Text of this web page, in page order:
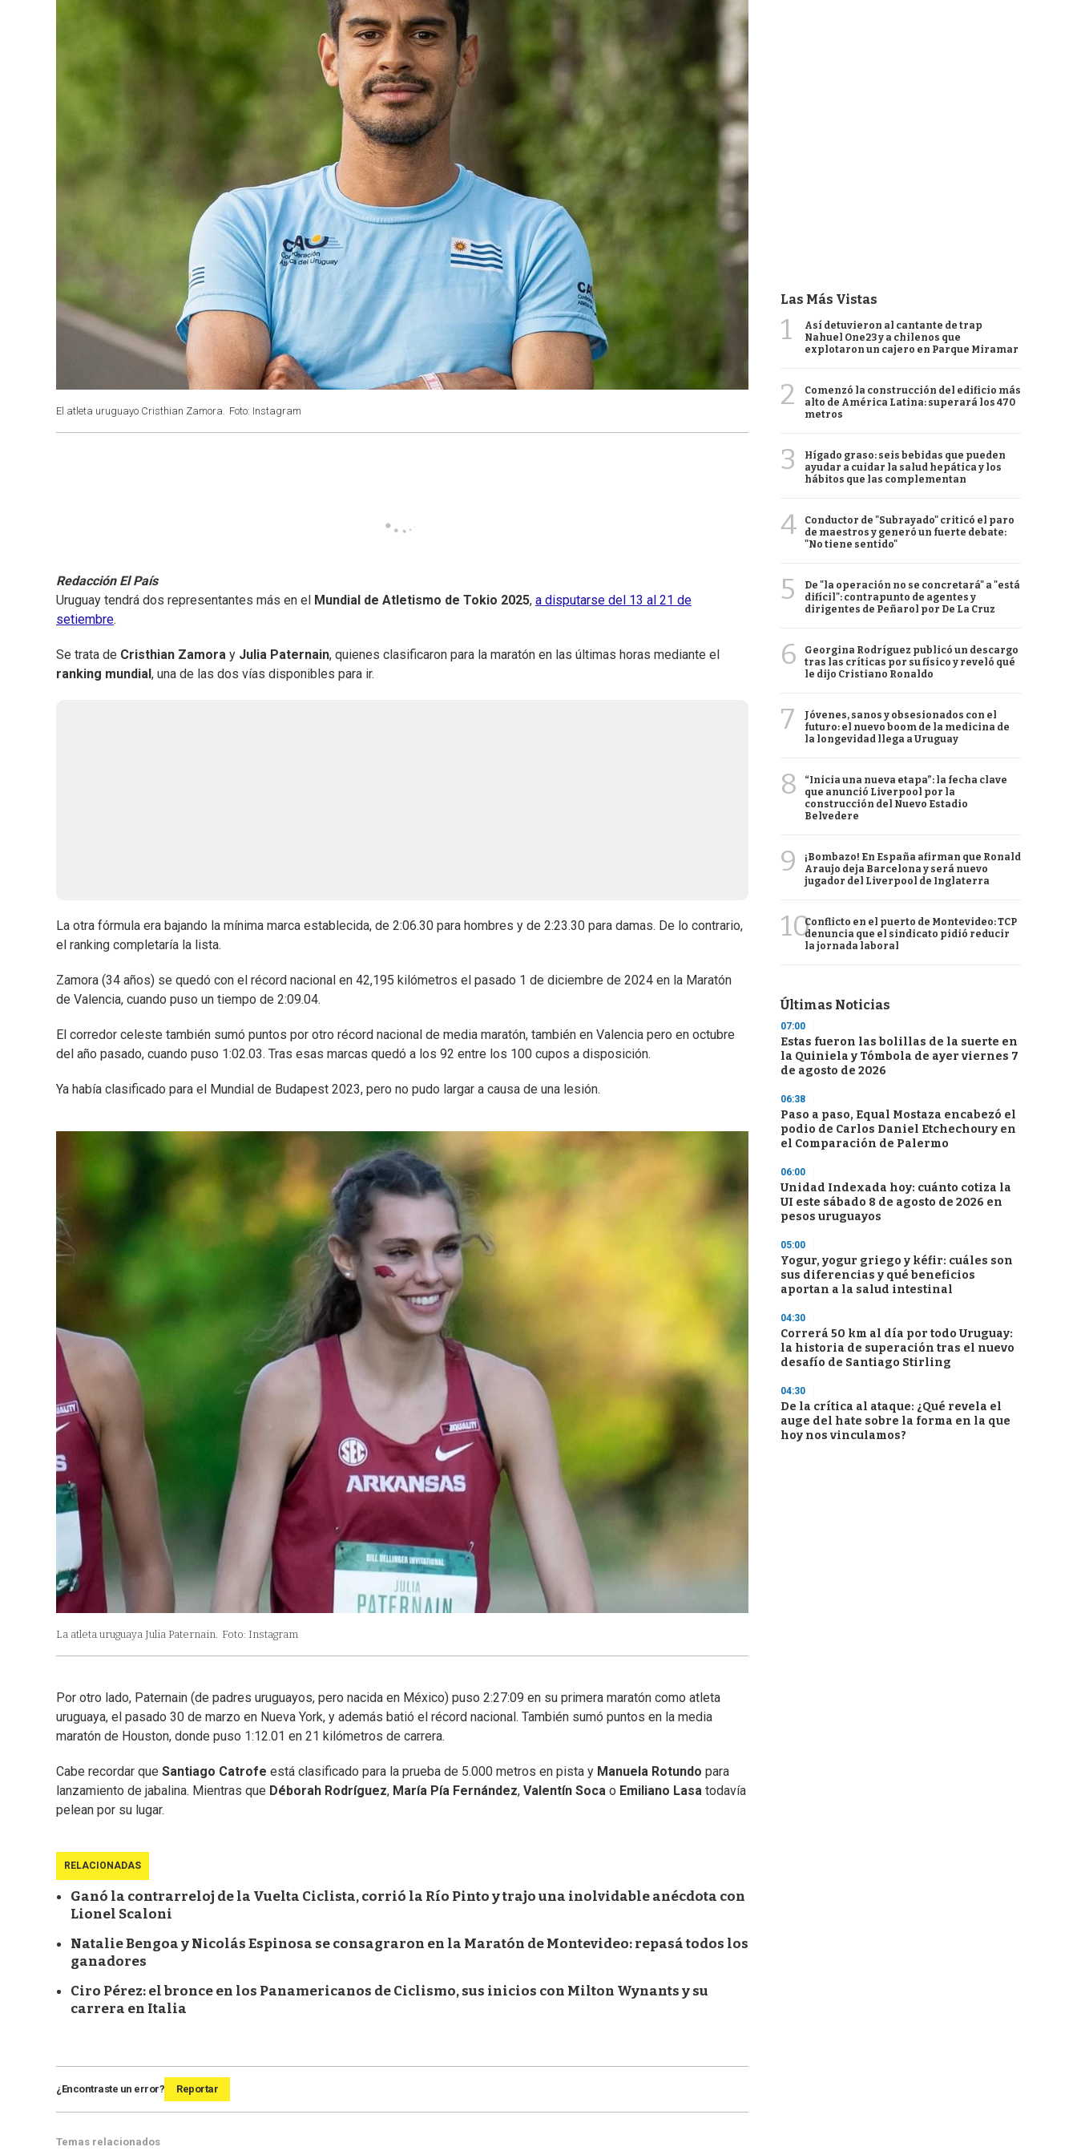
El atleta uruguayo Cristhian Zamora. Foto: Instagram
Redacción El País
Uruguay tendrá dos representantes más en el
Mundial de Atletismo de Tokio 2025, a disputarse del 13 al 21 de
setiembre.
Se trata de Cristhian Zamora y Julia Paternain, quienes clasificaron para la maratón en las últimas horas mediante el
ranking mundial , una de las dos vías disponibles para ir.
La otra fórmula era bajando la mínima marca establecida, de 2:06.30 para hombres y de 2:23.30 para damas. De lo contrario,
el ranking completaría la lista.
Zamora (34 años) se quedó con el récord nacional en 42,195 kilómetros el pasado 1 de diciembre de 2024 en la Maratón
de Valencia, cuando puso un tiempo de 2:09.04.
El corredor celeste también sumó puntos por otro récord nacional de media maratón, también en Valencia pero en octubre
del año pasado, cuando puso 1:02.03. Tras esas marcas quedó a los 92 entre los 100 cupos a disposición.
Ya había clasificado para el Mundial de Budapest 2023, pero no pudo largar a causa de una lesión.
La atleta uruguaya Julia Paternain. Foto: Instagram
Por otro lado, Paternain (de padres uruguayos, pero nacida en México) puso 2:27:09 en su primera maratón como atleta
uruguaya, el pasado 30 de marzo en Nueva York, y además batió el récord nacional. También sumó puntos en la media
maratón de Houston, donde puso 1:12.01 en 21 kilómetros de carrera.
Cabe recordar que Santiago Catrofe está clasificado para la prueba de 5.000 metros en pista y Manuela Rotundo para
lanzamiento de jabalina. Mientras que Déborah Rodríguez, María Pía Fernández, Valentín Soca o Emiliano Lasa todavía
pelean por su lugar.
RELACIONADAS
Ganó la contrarreloj de la Vuelta Ciclista, corrió la Río Pinto y trajo una inolvidable anécdota con
Lionel Scaloni
Natalie Bengoa y Nicolás Espinosa se consagraron en la Maratón de Montevideo: repasá todos los
ganadores
Ciro Pérez: el bronce en los Panamericanos de Ciclismo, sus inicios con Milton Wynants y su
carrera en Italia
¿Encontraste un error? Reportar
Temas relacionados
Las Más Vistas
1
Así detuvieron al cantante de trap
Nahuel One23 y a chilenos que
explotaron un cajero en Parque Miramar
2
Comenzó la construcción del edificio más
alto de América Latina: superará los 470
metros
3
Hígado graso: seis bebidas que pueden
ayudar a cuidar la salud hepática y los
hábitos que las complementan
4
Conductor de "Subrayado" criticó el paro
de maestros y generó un fuerte debate:
"No tiene sentido"
5
De "la operación no se concretará" a "está
difícil": contrapunto de agentes y
dirigentes de Peñarol por De La Cruz
6
Georgina Rodríguez publicó un descargo
tras las críticas por su físico y reveló qué
le dijo Cristiano Ronaldo
7
Jóvenes, sanos y obsesionados con el
futuro: el nuevo boom de la medicina de
la longevidad llega a Uruguay
8
“Inicia una nueva etapa”: la fecha clave
que anunció Liverpool por la
construcción del Nuevo Estadio
Belvedere
9
¡Bombazo! En España afirman que Ronald
Araujo deja Barcelona y será nuevo
jugador del Liverpool de Inglaterra
10Conflicto en el puerto de Montevideo: TCP
denuncia que el sindicato pidió reducir
la jornada laboral
Últimas Noticias
07:00
Estas fueron las bolillas de la suerte en
la Quiniela y Tómbola de ayer viernes 7
de agosto de 2026
06:38
Paso a paso, Equal Mostaza encabezó el
podio de Carlos Daniel Etchechoury en
el Comparación de Palermo
06:00
Unidad Indexada hoy: cuánto cotiza la
UI este sábado 8 de agosto de 2026 en
pesos uruguayos
05:00
Yogur, yogur griego y kéfir: cuáles son
sus diferencias y qué beneficios
aportan a la salud intestinal
04:30
Correrá 50 km al día por todo Uruguay:
la historia de superación tras el nuevo
desafío de Santiago Stirling
04:30
De la crítica al ataque: ¿Qué revela el
auge del hate sobre la forma en la que
hoy nos vinculamos?